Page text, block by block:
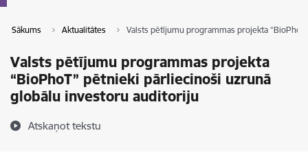
Sākums Aktualitātes Valsts pētījumu programmas projekta
Valsts pētījumu programmas projekta
“BioPhoT” pētnieki pārliecinoši uzrunā
globālu investoru auditoriju
Atskaņot tekstu